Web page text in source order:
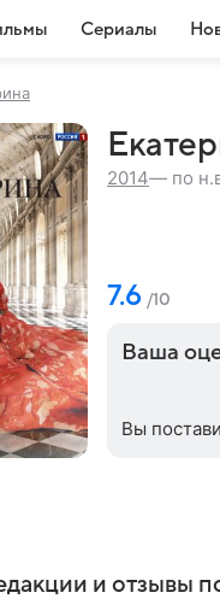
Сериалы
2014— по
7.6 /10
Ваша
Вы
и отзывы